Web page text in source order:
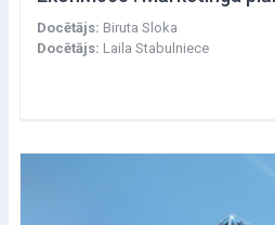
Docētājs: Biruta Sloka
Docētājs: Laila Stabulniece